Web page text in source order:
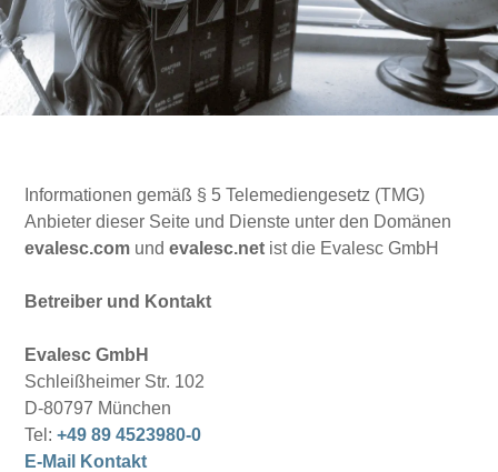
Informationen gemäß § 5 Telemediengesetz (TMG)
Anbieter dieser Seite und Dienste unter den Domänen
evalesc.com undevalesc.net ist die Evalesc GmbH
Betreiber und Kontakt
Evalesc GmbH
Schleißheimer Str. 102
D-80797 München
Tel:+49 89 4523980-0
E-Mail Kontakt